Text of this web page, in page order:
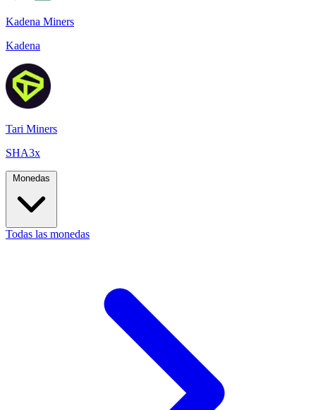
Kadena Miners
Kadena
Tari Miners
SHA3x
Monedas
Todas las monedas